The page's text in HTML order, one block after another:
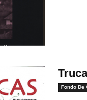
Fondo De